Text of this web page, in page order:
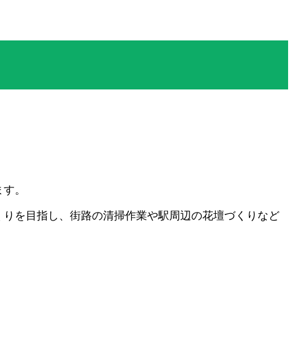
。
を目指し、街路の清掃作業や駅周辺の花壇づくりなど